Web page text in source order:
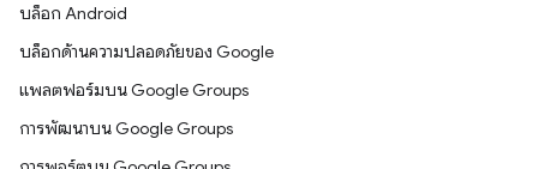
บล็อก Android
บล็อกด้านความปลอดภัยของ Google
แพลตฟอร์มบน Google Groups
การพัฒนาบน Google Groups